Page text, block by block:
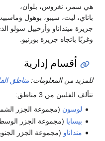
هي سمر، نغروس، بلوان،
باناي، ليت، سيبو، بوهول
وغربًا باتجاه جزيرة بورنيو.
أقسام إدارية
للمزيد من المعلومات: مناطق
تتألف الفلبين من 3 مناطق:
لوسون (مجموعة الجزر
بيسايا (مجموعة الجزر
منداناو (مجموعة الجزر